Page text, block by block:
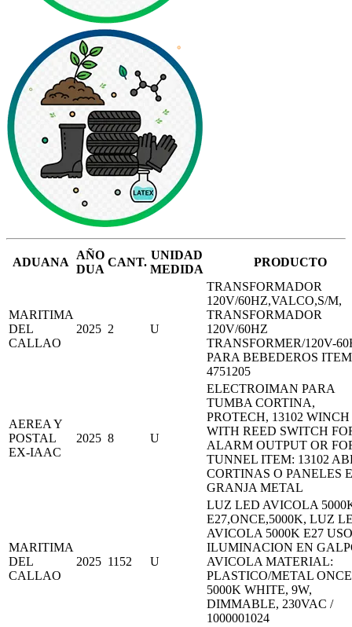
ADUANA
AÑO
DUA
CANT.
UNIDAD
MEDIDA
PRODUCTO
MARITIMA
DEL
CALLAO
2025 2 U
TRANSFORMADOR
120V/60HZ,VALCO,S/M,
TRANSFORMADOR
120V/60HZ
TRANSFORMER/120V-
PARA BEBEDEROS ITEM
4751205
AEREA Y
POSTAL
EX-IAAC
2025 8 U
ELECTROIMAN PARA
TUMBA CORTINA,
PROTECH, 13102
WITH REED SWITCH
ALARM OUTPUT OR
TUNNEL ITEM: 13102
CORTINAS O PANELES
GRANJA METAL
MARITIMA
DEL
CALLAO
2025 1152 U
LUZ LED AVICOLA
E27,ONCE,5000K, LUZ
AVICOLA 5000K E27
ILUMINACION EN
AVICOLA MATERIAL:
PLASTICO/METAL
5000K WHITE, 9W,
DIMMABLE, 230VAC /
1000001024